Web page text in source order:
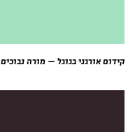
קידום אורגני בגוגל – מורה נבוכים